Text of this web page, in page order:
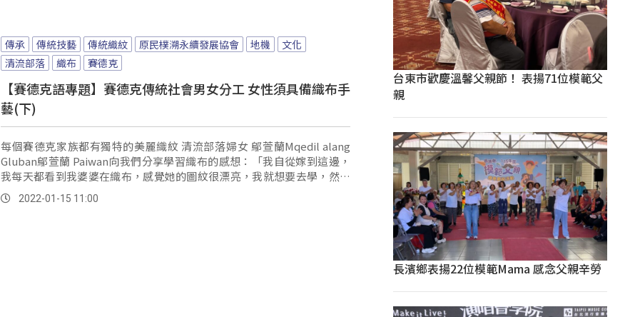
傳承 傳統技藝 傳統織紋 原民樸溯永續發展協會 地機
文化
清流部落
織布 賽德克
【賽德克語專題】賽德克傳統社會男女分工 女性須具備織布手
藝(下)
每個賽德克家族都有獨特的美麗織紋 清流部落婦女 鄔萱蘭Mqedil alang
Gluban鄔萱蘭 Paiwan向我們分享學習織布的感想：「我自從嫁到這邊，
我每天都看到我婆婆在織布，感覺她的圖紋很漂亮，我就想要去學，然後
我要學的話，以後還可以傳承給我的小孩子，因為她的紋路好多都很漂
亮，我很喜歡。
2022-01-15 11:00
台東市歡慶溫馨父親節！ 表揚71位模範父
親
長濱鄉表揚22位模範Mama 感念父親辛勞